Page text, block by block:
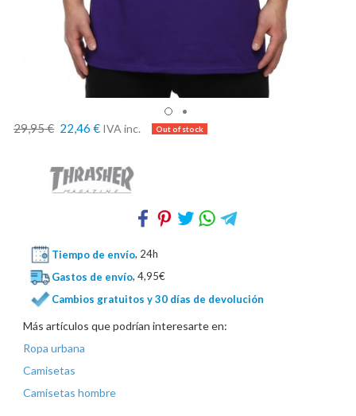
29,95 € 22,46 € IVA inc.
Tiempo de envío, 24h
Gastos de envío, 4,95€
Cambios gratuitos y 30 días de devolución
Más artículos que podrían interesarte en:
Ropa urbana
Camisetas
Camisetas hombre